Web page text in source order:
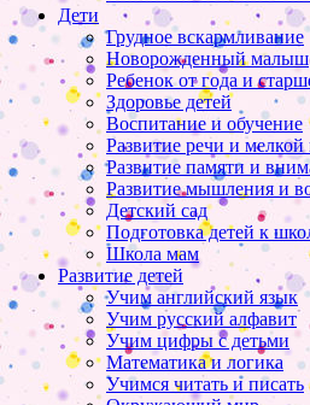
Дети
Грудное вскармливание
Новорожденный малыш
Ребенок от года и
Здоровье детей
Воспитание и обучение
Развитие речи и
Развитие памяти и
Развитие мышления и
Детский сад
Подготовка детей к
Школа мам
Развитие детей
Учим английский язык
Учим русский алфавит
Учим цифры с детьми
Математика и логика
Учимся читать и писать